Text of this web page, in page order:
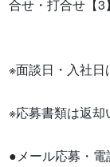
合せ・打合せ【3
※面談日・入社日
※応募書類は返却
●メール応募・